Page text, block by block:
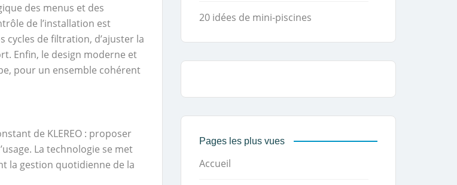
des menus et des
de l’installation est
de filtration, d’ajuster la
Enfin, le design moderne et
pour un ensemble cohérent
de KLEREO : proposer
La technologie se met
la gestion quotidienne de la
20 idées de mini-piscines
Pages les plus vues
Accueil